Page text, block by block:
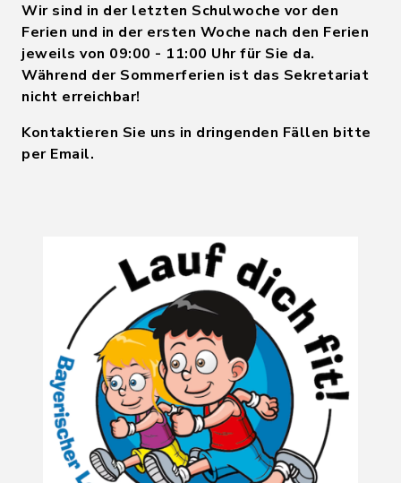
Wir sind in der letzten Schulwoche vor den
Ferien und in der ersten Woche nach den Ferien
jeweils von 09:00 - 11:00 Uhr für Sie da.
Während der Sommerferien ist das Sekretariat
nicht erreichbar!
Kontaktieren Sie uns in dringenden Fällen bitte
per Email.